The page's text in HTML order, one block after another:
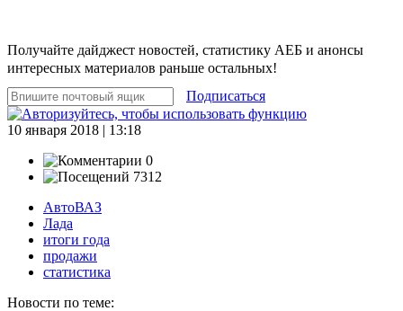
Получайте дайджест новостей, статистику АЕБ и анонсы
интересных материалов раньше остальных!
Подписаться
10 января 2018 | 13:18
0
7312
АвтоВАЗ
Лада
итоги года
продажи
статистика
Новости по теме: